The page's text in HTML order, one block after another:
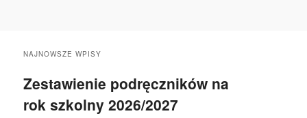
NAJNOWSZE WPISY
Zestawienie podręczników na
rok szkolny 2026/2027